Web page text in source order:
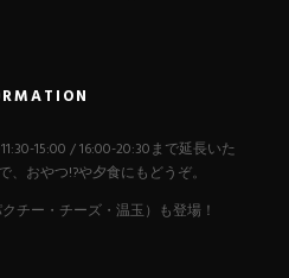
15:00 / 16:00-20:30まで延長いた
おやつ!?や夕食にもどうぞ。
チー・チーズ・温玉）も登場！